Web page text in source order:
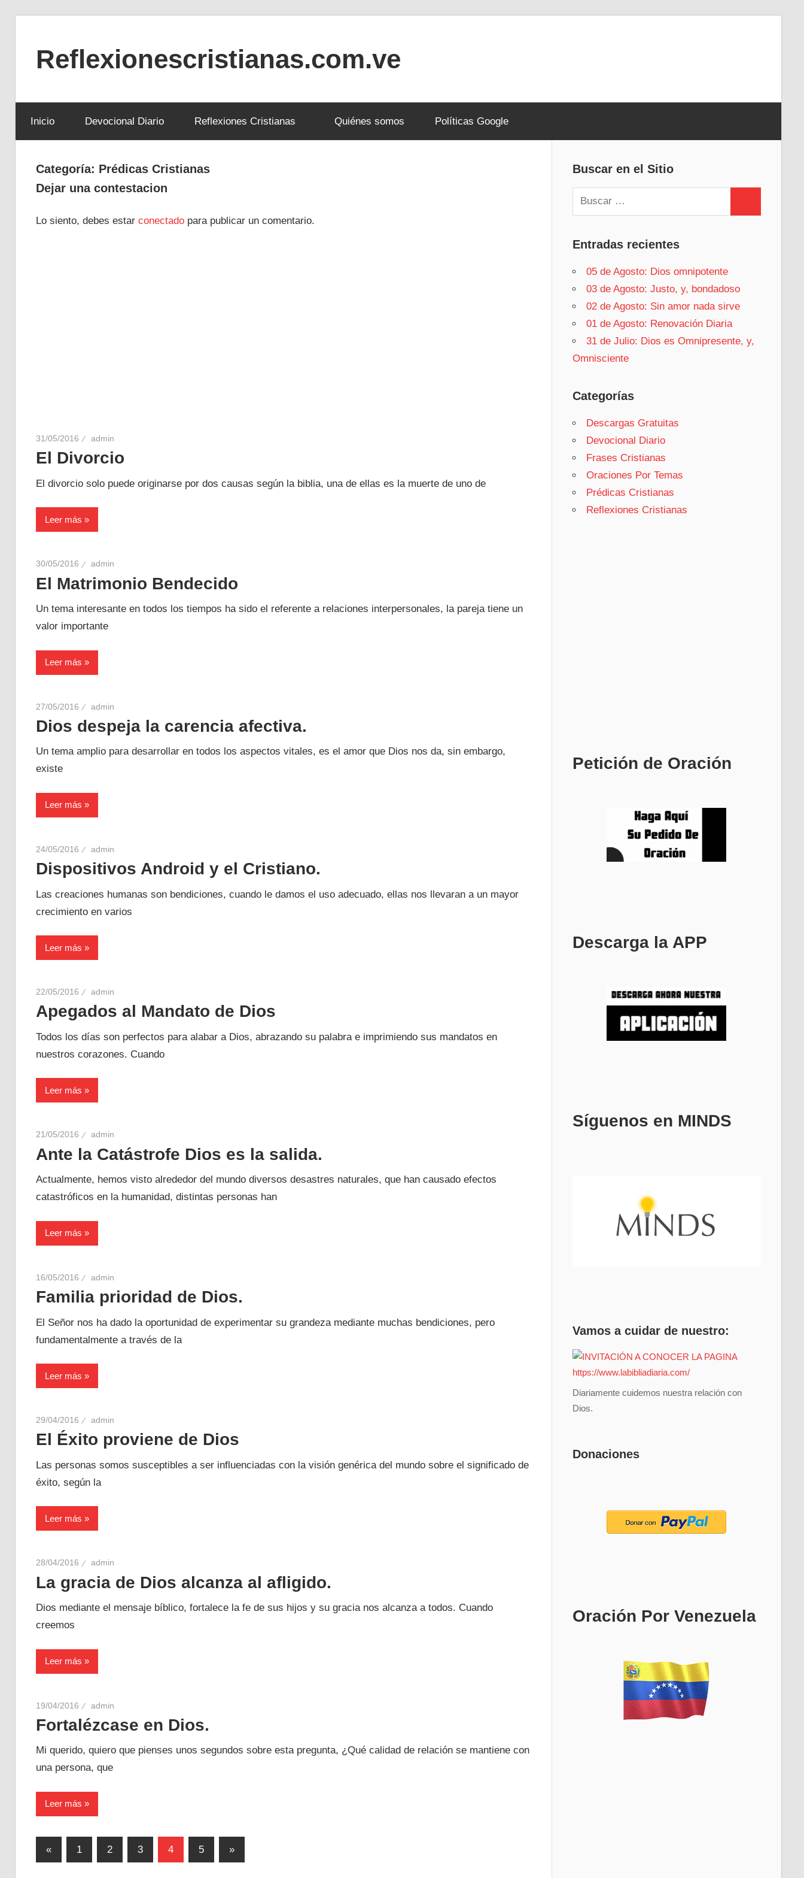
contenido
Reflexionescristianas.com.ve
Cristianas
y
Devocionales
Inicio Devocional Diario Reflexiones Cristianas Quiénes somos Políticas Google
Categoría: Prédicas Cristianas
Dejar una contestacion
Lo siento, debes estar conectadopara publicar un comentario.
31/05/2016 admin
El Divorcio
El divorcio solo puede originarse por dos causas según la biblia, una de ellas es la muerte de uno de
Leer más
30/05/2016 admin
El Matrimonio Bendecido
Un tema interesante en todos los tiempos ha sido el referente a relaciones interpersonales, la pareja tiene un
valor importante
Leer más
27/05/2016 admin
Dios despeja la carencia afectiva.
Un tema amplio para desarrollar en todos los aspectos vitales, es el amor que Dios nos da, sin embargo,
existe
Leer más
24/05/2016 admin
Dispositivos Android y el Cristiano.
Las creaciones humanas son bendiciones, cuando le damos el uso adecuado, ellas nos llevaran a un mayor
crecimiento en varios
Leer más
22/05/2016 admin
Apegados al Mandato de Dios
Todos los días son perfectos para alabar a Dios, abrazando su palabra e imprimiendo sus mandatos en
nuestros corazones. Cuando
Leer más
21/05/2016 admin
Ante la Catástrofe Dios es la salida.
Actualmente, hemos visto alrededor del mundo diversos desastres naturales, que han causado efectos
catastróficos en la humanidad, distintas personas han
Leer más
16/05/2016 admin
Familia prioridad de Dios.
El Señor nos ha dado la oportunidad de experimentar su grandeza mediante muchas bendiciones, pero
fundamentalmente a través de la
Leer más
29/04/2016 admin
El Éxito proviene de Dios
Las personas somos susceptibles a ser influenciadas con la visión genérica del mundo sobre el significado de
éxito, según la
Leer más
28/04/2016 admin
La gracia de Dios alcanza al afligido.
Dios mediante el mensaje bíblico, fortalece la fe de sus hijos y su gracia nos alcanza a todos. Cuando
creemos
Leer más
19/04/2016 admin
Fortalézcase en Dios.
Mi querido, quiero que pienses unos segundos sobre esta pregunta, ¿Qué calidad de relación se mantiene con
una persona, que
Leer más
Posts
«Entradas
anteriores
1 2 3 4 5
Siguientes
entradas
»
Buscar en el Sitio
Buscar:
Entradas recientes
05 de Agosto: Dios omnipotente
03 de Agosto: Justo, y, bondadoso
02 de Agosto: Sin amor nada sirve
01 de Agosto: Renovación Diaria
31 de Julio: Dios es Omnipresente, y,
Omnisciente
Categorías
Descargas Gratuitas
Devocional Diario
Frases Cristianas
Oraciones Por Temas
Prédicas Cristianas
Reflexiones Cristianas
Petición de Oración
Descarga la APP
Síguenos en MINDS
Vamos a cuidar de nuestro:
Diariamente cuidemos nuestra relación con
Dios.
Donaciones
Oración Por Venezuela